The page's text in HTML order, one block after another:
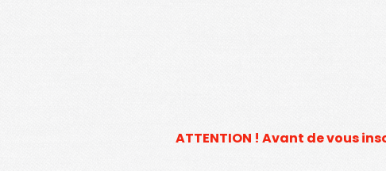
ATTENTION ! Avant de vous